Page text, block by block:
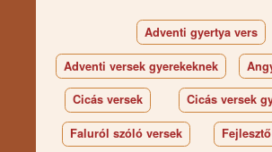
Adventi gyertya vers
Adventi versek gyerekeknek
Cicás versek Cicás versek
Faluról szóló versek